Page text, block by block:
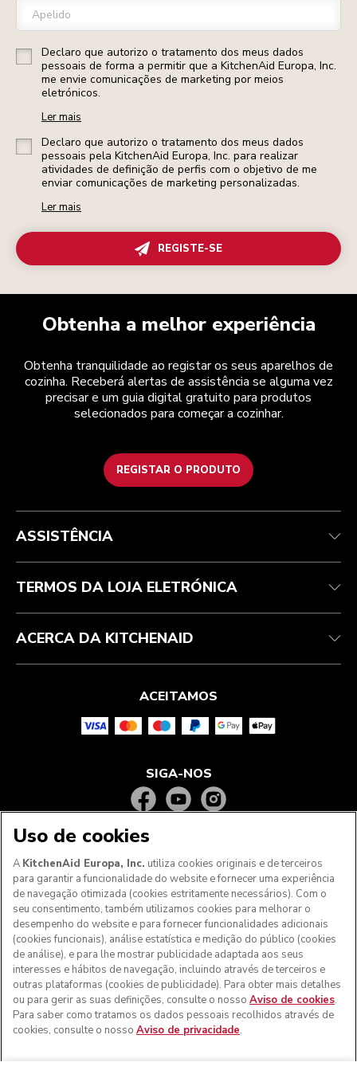
Apelido
Declaro que autorizo o tratamento dos meus dados
pessoais de forma a permitir que a KitchenAid Europa, Inc.
me envie comunicações de marketing por meios
eletrónicos.
Ler mais
Declaro que autorizo o tratamento dos meus dados
pessoais pela KitchenAid Europa, Inc. para realizar
atividades de definição de perfis com o objetivo de me
enviar comunicações de marketing personalizadas.
Ler mais
REGISTE-SE
Obtenha a melhor experiência
Obtenha tranquilidade ao registar os seus aparelhos de
cozinha. Receberá alertas de assistência se alguma vez
precisar e um guia digital gratuito para produtos
selecionados para começar a cozinhar.
REGISTAR O PRODUTO
Health Check
Atendimento ao cliente
Acompanhar a sua encomenda
Garantia e documentos
Perguntas frequentes
Termos e condições
Envio e entrega
Devoluções e reembolsos
Marca
ODR
A marca
A nossa história
ASSISTÊNCIA
TERMOS DA LOJA ELETRÓNICA
ACERCA DA KITCHENAID
ACEITAMOS
SIGA-NOS
Aos clientes nos Açores, Madeira e outros territórios
portugueses: Por favor, contacte a nossa equipa de Apoio
ao Cliente para efetuar a sua encomenda, de forma a
podermos fornecer os custos de envio exatos e aplicar a
taxa de IVA correta
Uso de cookies
A KitchenAid Europa, Inc. utiliza cookies originais e de terceiros
para garantir a funcionalidade do website e fornecer uma experiência
de navegação otimizada (cookies estritamente necessários). Com o
seu consentimento, também utilizamos cookies para melhorar o
desempenho do website e para fornecer funcionalidades adicionais
(cookies funcionais), análise estatística e medição do público (cookies
de análise), e para lhe mostrar publicidade adaptada aos seus
interesses e hábitos de navegação, incluindo através de terceiros e
outras plataformas (cookies de publicidade). Para obter mais detalhes
ou para gerir as suas definições, consulte o nosso Aviso de cookies.
Para saber como tratamos os dados pessoais recolhidos através de
cookies, consulte o nosso Aviso de privacidade.